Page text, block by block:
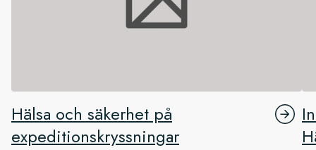
Hälsa och säkerhet på
expeditionskryssningar